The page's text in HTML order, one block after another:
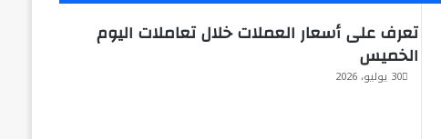
تعرف على أسعار العملات خلال تعاملات اليوم
الخميس
30 يوليو، 2026